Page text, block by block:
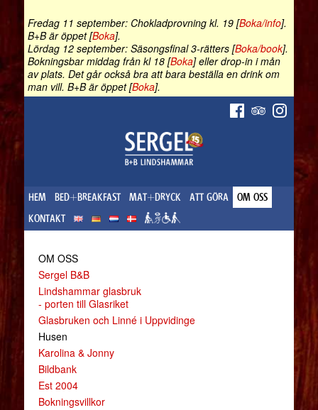
Fredag 11 september: Chokladprovning kl. 19 [Boka/info].
B+B är öppet [Boka].
Lördag 12 september: Säsongsfinal 3-rätters [Boka/book].
Bokningsbar middag från kl 18 [Boka] eller drop-in i mån
av plats. Det går också bra att bara beställa en drink om
man vill. B+B är öppet [Boka].
HEM BED+BREAKFAST MAT+DRYCK ATT GÖRA
OM OSS
KONTAKT
OM OSS
Sergel B&B
Lindshammar glasbruk
- porten till Glasriket
Glasbruken och Linné i Uppvidinge
Husen
Karolina & Jonny
Bildbank
Est 2004
Bokningsvillkor